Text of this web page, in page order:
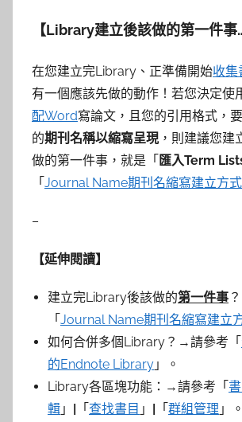
【Library建立後該做的第一件事
在您建立完Library、正準備開始收集
有一個應該先做的動作！若您決定使
配Word寫論文，且您的引用格式，
的期刊名稱以縮寫呈現 ，則建議您
做的第一件事，就是「 匯入Term
「Journal Name期刊名縮寫建立方式
–
【延伸閱讀】
建立完Library後該做的第一件事
「Journal Name期刊名縮寫建立
如何合併多個Library？→請參考「
的Endnote Library 」。
Library各區塊功能：→請參考「
輯 」 | 「查找書目 」 | 「群組管理 」。